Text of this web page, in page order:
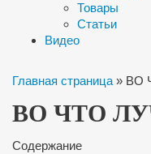
Товары
Статьи
Видео
Главная страница » ВО
ВО ЧТО
Содержание